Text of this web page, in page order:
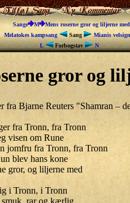
Sange M
Mens roserne gror og liljerne med
Melatokes kampsang
Sang
Mianis
L
Forbogstav N
gror og
fra Bjarne Reuters "Shamran –
fra Tronn, fra Tronn
visen om Rune
jomfru fra Tronn, fra Tronn
blev hans kone
gror, og liljerne med
i Tronn, i Tronn
rar og kærlig